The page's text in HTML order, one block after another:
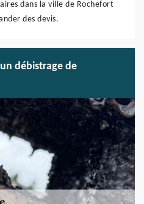
dans la ville de Rochefort
des devis.
débistrage de